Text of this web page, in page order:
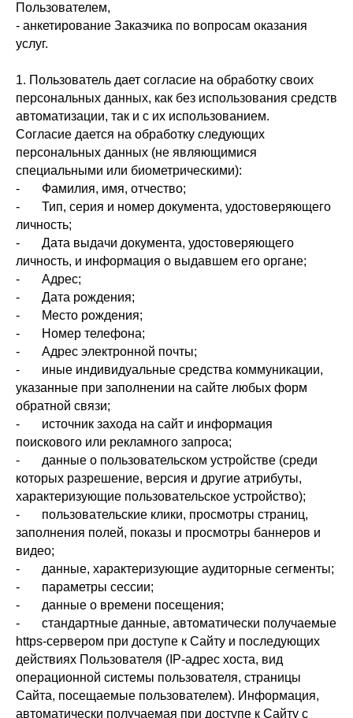
Пользователем,
- анкетирование Заказчика по вопросам оказания
услуг.
1. Пользователь дает согласие на обработку своих
персональных данных, как без использования средств
автоматизации, так и с их использованием.
Согласие дается на обработку следующих
персональных данных (не являющимися
специальными или биометрическими):
- Фамилия, имя, отчество;
- Тип, серия и номер документа, удостоверяющего
личность;
- Дата выдачи документа, удостоверяющего
личность, и информация о выдавшем его органе;
- Адрес;
- Дата рождения;
- Место рождения;
- Номер телефона;
- Адрес электронной почты;
- иные индивидуальные средства коммуникации,
указанные при заполнении на сайте любых форм
обратной связи;
- источник захода на сайт и информация
поискового или рекламного запроса;
- данные о пользовательском устройстве (среди
которых разрешение, версия и другие атрибуты,
характеризующие пользовательское устройство);
- пользовательские клики, просмотры страниц,
заполнения полей, показы и просмотры баннеров и
видео;
- данные, характеризующие аудиторные сегменты;
- параметры сессии;
- данные о времени посещения;
- стандартные данные, автоматически получаемые
https-сервером при доступе к Сайту и последующих
действиях Пользователя (IР-адрес хоста, вид
операционной системы пользователя, страницы
Сайта, посещаемые пользователем). Информация,
автоматически получаемая при доступе к Сайту с